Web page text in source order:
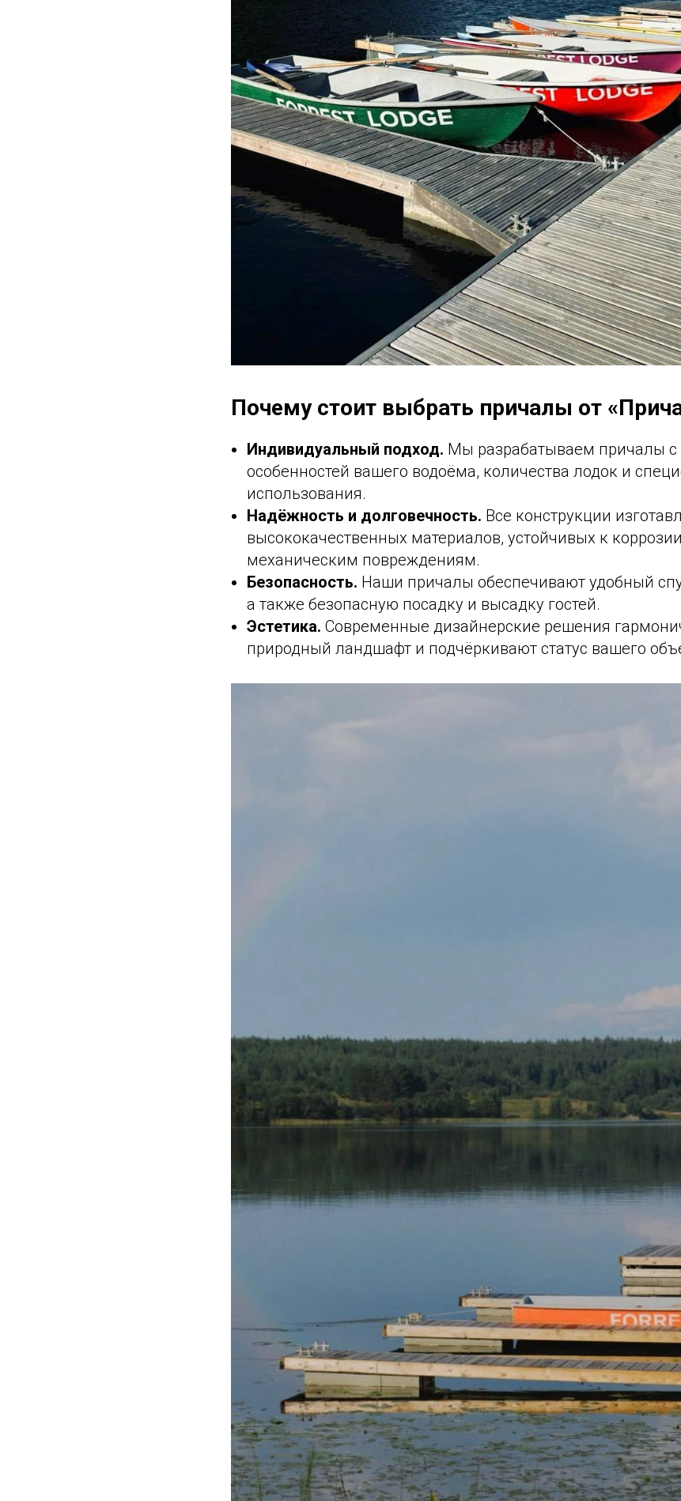
Почему стоит выбрать причалы от
Индивидуальный подход. Мы разрабатываем причалы с
особенностей вашего водоёма, количества лодок и
использования.
Надёжность и долговечность. Все конструкции
высококачественных материалов, устойчивых к
механическим повреждениям.
Безопасность. Наши причалы обеспечивают удобный
а также безопасную посадку и высадку гостей.
Эстетика. Современные дизайнерские решения
природный ландшафт и подчёркивают статус вашего